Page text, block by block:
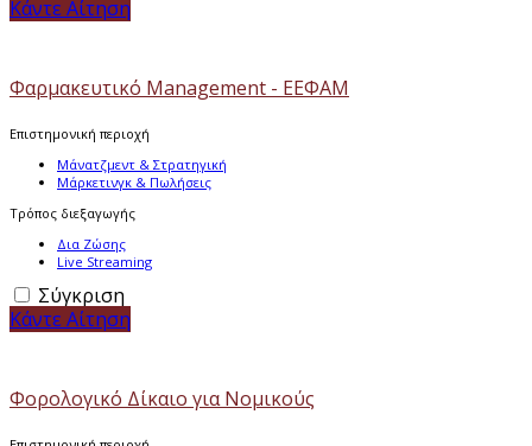
Κάντε Αίτηση
Φαρμακευτικό Management - ΕΕΦΑΜ
Επιστημονική περιοχή
Μάνατζμεντ & Στρατηγική
Μάρκετινγκ & Πωλήσεις
Τρόπος διεξαγωγής
Δια Ζώσης
Live Streaming
Σύγκριση
Κάντε Αίτηση
Φορολογικό Δίκαιο για Νομικούς